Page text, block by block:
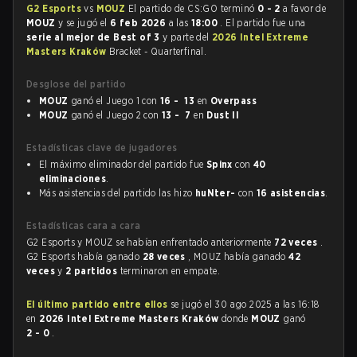
G2 Esportsvs MOUZ El partido de CS:GO terminó 0 - 2 a favor de
MOUZ y se jugó el 6 feb 2026 a las18:00 . El partido fue una
serie al mejor de Best of 3y parte del 2026 Intel Extreme
Masters Kraków Bracket - Quarterfinal.
Desglose del partido
MOUZ ganó el Juego 1 con16 - 13 en Overpass
MOUZ ganó el Juego 2 con13 - 7 en Dust II
Estadísticas clave de jugadores
El máximo eliminador del partido fue Spinx con 40
eliminaciones.
Más asistencias del partido las hizo huNter- con 16 asistencias.
Estadísticas cara a cara
G2 Esports y MOUZ se habían enfrentado anteriormente 72 veces .
G2 Esports había ganado 28 veces , MOUZ había ganado42
vecesy 2 partidos terminaron en empate.
El último partido entre ellos se jugó el 30 ago 2025 a las 16:18
en 2026 Intel Extreme Masters Kraków donde MOUZ ganó
2 - 0 .